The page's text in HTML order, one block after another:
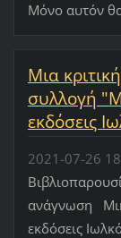
Μόνο αυτόν
Μια
συλλογή
εκδόσεις
2021-07-26
ανάγνωση
εκδόσεις